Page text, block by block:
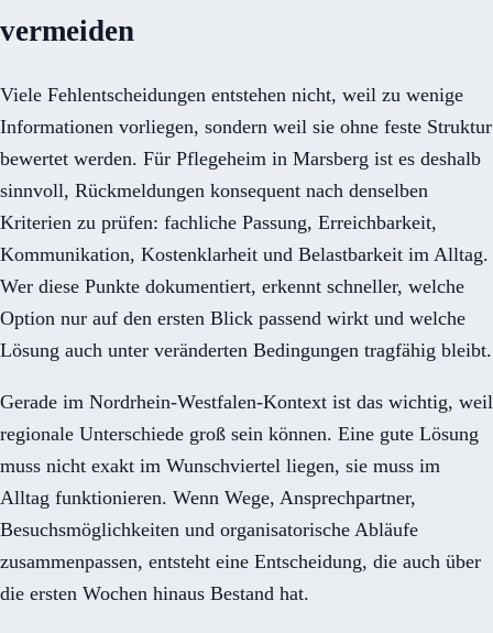
vermeiden
Viele Fehlentscheidungen entstehen nicht, weil zu wenige
Informationen vorliegen, sondern weil sie ohne feste Struktur
bewertet werden. Für Pflegeheim in Marsberg ist es deshalb
sinnvoll, Rückmeldungen konsequent nach denselben
Kriterien zu prüfen: fachliche Passung, Erreichbarkeit,
Kommunikation, Kostenklarheit und Belastbarkeit im Alltag.
Wer diese Punkte dokumentiert, erkennt schneller, welche
Option nur auf den ersten Blick passend wirkt und welche
Lösung auch unter veränderten Bedingungen tragfähig bleibt.
Gerade im Nordrhein-Westfalen-Kontext ist das wichtig, weil
regionale Unterschiede groß sein können. Eine gute Lösung
muss nicht exakt im Wunschviertel liegen, sie muss im
Alltag funktionieren. Wenn Wege, Ansprechpartner,
Besuchsmöglichkeiten und organisatorische Abläufe
zusammenpassen, entsteht eine Entscheidung, die auch über
die ersten Wochen hinaus Bestand hat.